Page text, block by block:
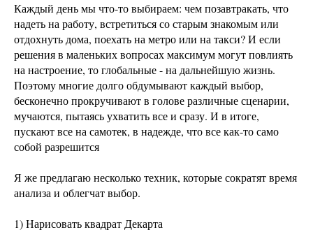
Каждый день мы что-то выбираем: чем позавтракать, что
надеть на работу, встретиться со старым знакомым или
отдохнуть дома, поехать на метро или на такси? И если
решения в маленьких вопросах максимум могут повлиять
на настроение, то глобальные - на дальнейшую жизнь.
Поэтому многие долго обдумывают каждый выбор,
бесконечно прокручивают в голове различные сценарии,
мучаются, пытаясь ухватить все и сразу. И в итоге,
пускают все на самотек, в надежде, что все как-то само
собой разрешится
Я же предлагаю несколько техник, которые сократят время
анализа и облегчат выбор.
1) Нарисовать квадрат Декарта